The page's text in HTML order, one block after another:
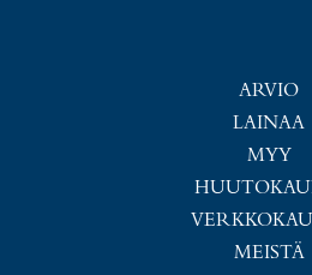
ARVIO
LAINAA
MYY
MEISTÄ